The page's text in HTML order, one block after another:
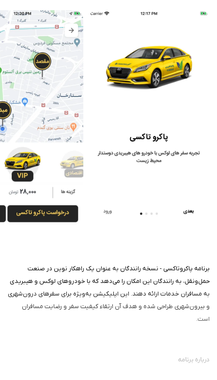
برنامه پاکروتاکسی - نسخه رانندگان به عنوان یک راهکار نوین در صنعت
حمل‌ونقل، به رانندگان این امکان را می‌دهد که با خودروهای لوکس و هیبریدی
به مسافران خدمات ارائه دهند. این اپلیکیشن به‌ویژه برای سفرهای درون‌شهری
و بیرون‌شهری طراحی شده و هدف آن ارتقاء کیفیت سفر و رضایت مسافران
است.
درباره برنامه